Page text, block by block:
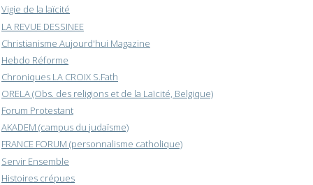
Vigie de la laïcité
LA REVUE DESSINEE
Christianisme Aujourd'hui Magazine
Hebdo Réforme
Chroniques LA CROIX S.Fath
ORELA (Obs. des religions et de la Laïcité, Belgique)
Forum Protestant
AKADEM (campus du judaïsme)
FRANCE FORUM (personnalisme catholique)
Servir Ensemble
Histoires crépues